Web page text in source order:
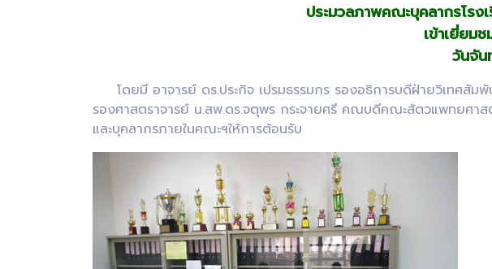
ประมวลภาพคณะบุคลากรโร
เข้าเยี่ยม
วันจัน
โดยมี อาจารย์ ดร.ประกิจ เปรมธรรมกร รองอธิการบดีฝ่ายวิเทศสัม
รองศาสตราจารย์ น.สพ.ดร.จตุพร กระจายศรี คณบดีคณะสัตวแพทยศาส
และบุคลากรภายในคณะฯให้การต้อนรับ